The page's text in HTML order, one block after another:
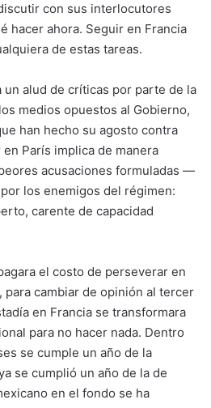
con sus interlocutores
ahora. Seguir en Francia
de estas tareas.
alud de críticas por parte de la
medios opuestos al Gobierno,
han hecho su agosto contra
París implica de manera
acusaciones formuladas —
los enemigos del régimen:
carente de capacidad
el costo de perseverar en
para cambiar de opinión al tercer
en Francia se transformara
para no hacer nada. Dentro
se cumple un año de la
se cumplió un año de la de
en el fondo se ha